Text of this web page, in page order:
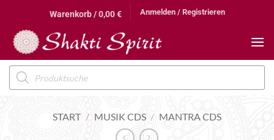
springen
Warenkorb /0,00€ Anmelden / Registrieren
Products
search
START / MUSIK CDS / MANTRA CDS